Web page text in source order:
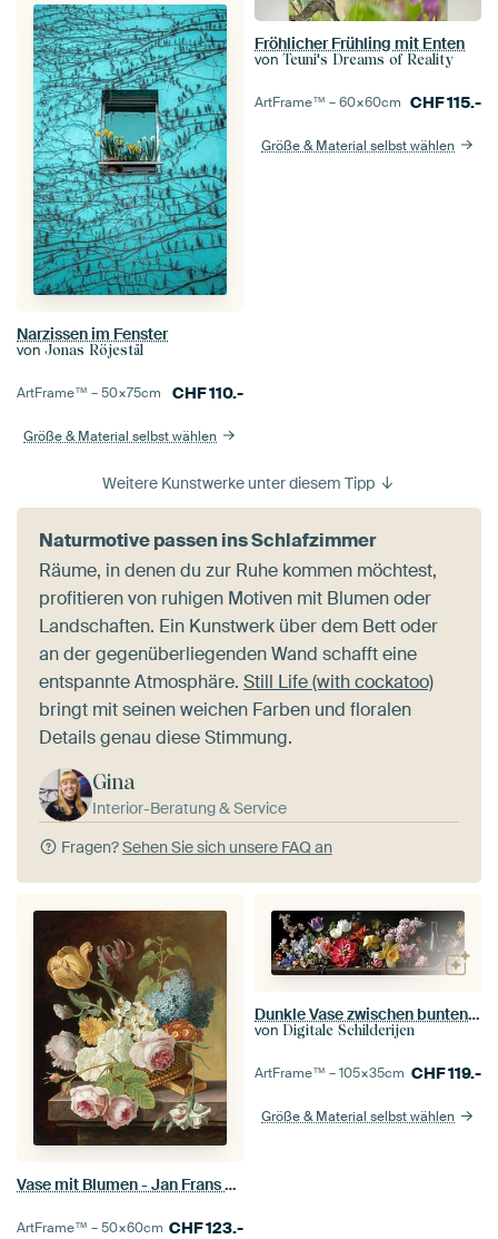
Narzissen im Fenster
von Jonas Röjestål
ArtFrame™ –50×75cm CHF110.-
Größe & Material selbst wählen
Fröhlicher Frühling mit Enten
von Teuni's Dreams of Reality
ArtFrame™ –60×60cm CHF115.-
Größe & Material selbst wählen
Weitere Kunstwerke unter diesem Tipp
Naturmotive passen ins Schlafzimmer
Räume, in denen du zur Ruhe kommen möchtest,
profitieren von ruhigen Motiven mit Blumen oder
Landschaften. Ein Kunstwerk über dem Bett oder
an der gegenüberliegenden Wand schafft eine
entspannte Atmosphäre. Still Life (with cockatoo)
bringt mit seinen weichen Farben und floralen
Details genau diese Stimmung.
Gina
Interior-Beratung & Service
Fragen?Sehen Sie sich unsere FAQ an
Vase mit Blumen - Jan Frans Van Dael
ArtFrame™ –50×60cm CHF123.-
Dunkle Vase zwischen bunten Frühlingsblumen Panorama
von Digitale Schilderijen
ArtFrame™ –105×35cm CHF119.-
Größe & Material selbst wählen